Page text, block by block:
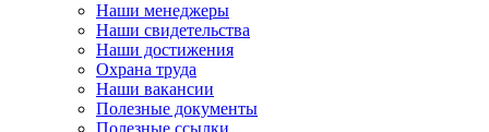
Наши менеджеры
Наши свидетельства
Наши достижения
Охрана труда
Наши вакансии
Полезные документы
Полезные ссылки